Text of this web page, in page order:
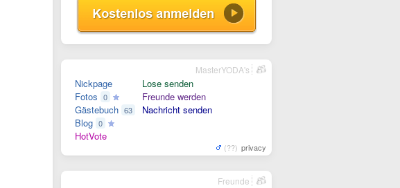
Nickpage
Fotos 0
Gästebuch 63
Blog 0
HotVote
Lose senden
Freunde werden
Nachricht senden
(??) privacy
MasterYODA's
Freunde